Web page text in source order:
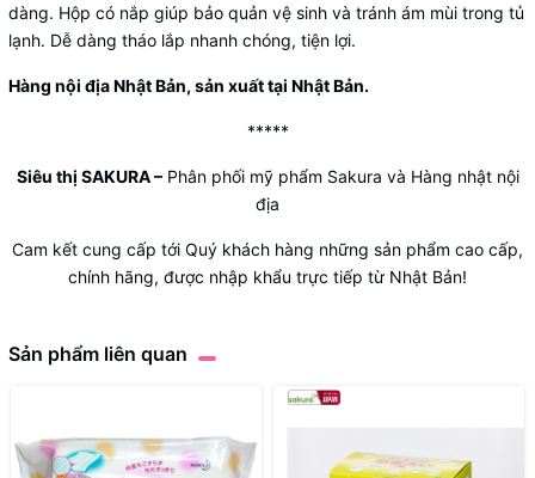
dàng. Hộp có nắp giúp bảo quản vệ sinh và tránh ám mùi trong tủ
lạnh. Dễ dàng tháo lắp nhanh chóng, tiện lợi.
Hàng nội địa Nhật Bản, sản xuất tại Nhật Bản.
*****
Siêu thị SAKURA–Phân phối mỹ phẩm Sakura và Hàng nhật nội
địa
Cam kết cung cấp tới Quý khách hàng những sản phẩm cao cấp,
chính hãng, được nhập khẩu trực tiếp từ Nhật Bản!
Sản phẩm liên quan